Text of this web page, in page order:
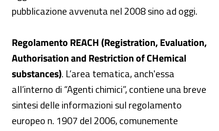
pubblicazione avvenuta nel 2008 sino ad oggi.
RegolamentoREACH(Registration, Evaluation,
Authorisation and Restriction of CHemical
substances). L’area tematica, anch'essa
all’interno di “Agenti chimici”, contiene una breve
sintesi delle informazioni sul regolamento
europeo n. 1907 del 2006, comunemente